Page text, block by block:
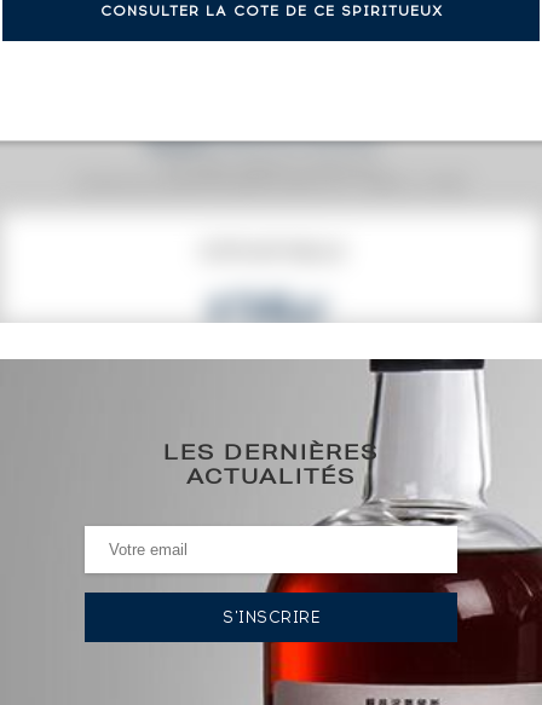
CONSULTER LA COTE DE CE SPIRITUEUX
125€
(plus haut annuel)
0€ (plus bas annuel)
HISTORIQUE DES ADJUDICATIONS
106
LES DERNIÈRES
ACTUALITÉS